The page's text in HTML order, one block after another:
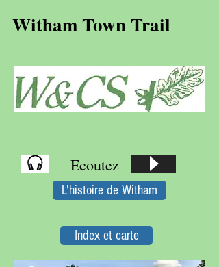
Witham Town Trail
L'histoire de Witham
Index et carte
Ecoutez